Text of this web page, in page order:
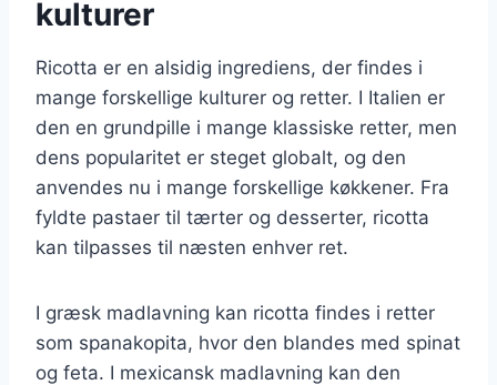
kulturer
Ricotta er en alsidig ingrediens, der findes i
mange forskellige kulturer og retter. I Italien er
den en grundpille i mange klassiske retter, men
dens popularitet er steget globalt, og den
anvendes nu i mange forskellige køkkener. Fra
fyldte pastaer til tærter og desserter, ricotta
kan tilpasses til næsten enhver ret.
I græsk madlavning kan ricotta findes i retter
som spanakopita, hvor den blandes med spinat
og feta. I mexicansk madlavning kan den